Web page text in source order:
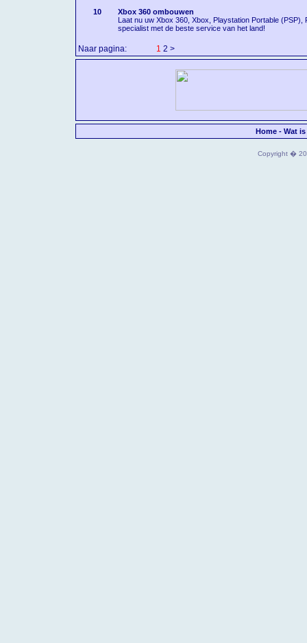
10
Xbox 360 ombouwen
Laat nu uw Xbox 360, Xbox, Playstation Portable
specialist met de beste service van het land!
Naar pagina: 1 2 >
Home - Wat
Copyright �